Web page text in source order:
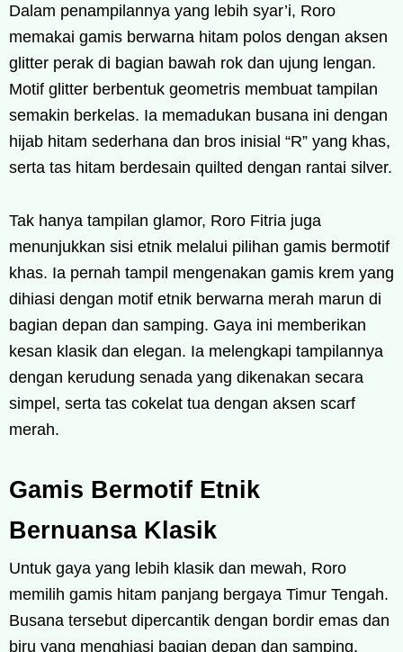
Dalam penampilannya yang lebih syar’i, Roro
memakai gamis berwarna hitam polos dengan aksen
glitter perak di bagian bawah rok dan ujung lengan.
Motif glitter berbentuk geometris membuat tampilan
semakin berkelas. Ia memadukan busana ini dengan
hijab hitam sederhana dan bros inisial “R” yang khas,
serta tas hitam berdesain quilted dengan rantai silver.
Tak hanya tampilan glamor, Roro Fitria juga
menunjukkan sisi etnik melalui pilihan gamis bermotif
khas. Ia pernah tampil mengenakan gamis krem yang
dihiasi dengan motif etnik berwarna merah marun di
bagian depan dan samping. Gaya ini memberikan
kesan klasik dan elegan. Ia melengkapi tampilannya
dengan kerudung senada yang dikenakan secara
simpel, serta tas cokelat tua dengan aksen scarf
merah.
Gamis Bermotif Etnik
Bernuansa Klasik
Untuk gaya yang lebih klasik dan mewah, Roro
memilih gamis hitam panjang bergaya Timur Tengah.
Busana tersebut dipercantik dengan bordir emas dan
biru yang menghiasi bagian depan dan samping.